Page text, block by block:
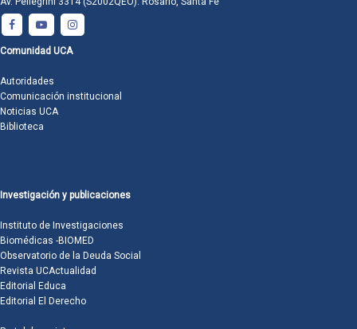
Comunidad UCA
Autoridades
Comunicación institucional
Noticias UCA
Biblioteca
Investigación y publicaciones
Instituto de Investigaciones
Biomédicas -BIOMED
Observatorio de la Deuda Social
Revista UCActualidad
Editorial Educa
Editorial El Derecho